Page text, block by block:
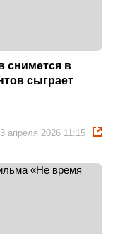
снимется в
сыграет
апреля 2026 11:15